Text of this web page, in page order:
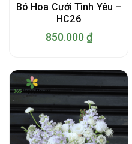
Bó Hoa Cưới Tình Yêu –
HC26
850.000 ₫